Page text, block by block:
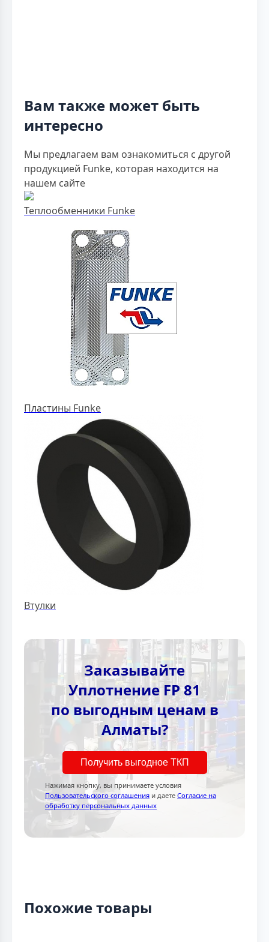
Вам также может быть
интересно
Мы предлагаем вам ознакомиться с другой
продукцией Funke, которая находится на
нашем сайте
Теплообменники Funke
Пластины Funke
Втулки
Заказывайте
Уплотнение FP 81
по выгодным ценам в
Алматы?
Получить выгодное ТКП
Нажимая кнопку, вы принимаете условия
Пользовательского соглашения и даете Согласие на
обработку персональных данных
Похожие товары